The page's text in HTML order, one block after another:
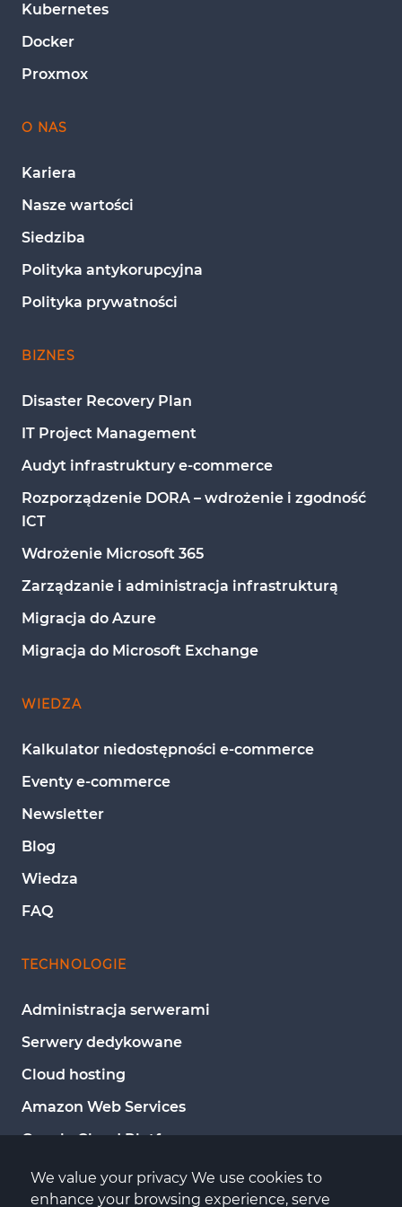
Kubernetes
Docker
Proxmox
O NAS
Kariera
Nasze wartości
Siedziba
Polityka antykorupcyjna
Polityka prywatności
BIZNES
Disaster Recovery Plan
IT Project Management
Audyt infrastruktury e-commerce
Rozporządzenie DORA – wdrożenie i zgodność
ICT
Wdrożenie Microsoft 365
Zarządzanie i administracja infrastrukturą
Migracja do Azure
Migracja do Microsoft Exchange
WIEDZA
Kalkulator niedostępności e-commerce
Eventy e-commerce
Newsletter
Blog
Wiedza
FAQ
TECHNOLOGIE
Administracja serwerami
Serwery dedykowane
Cloud hosting
Amazon Web Services
Google Cloud Platform
Microsoft Azure
Wsparcie DevOps
We value your privacy We use cookies to
enhance your browsing experience, serve